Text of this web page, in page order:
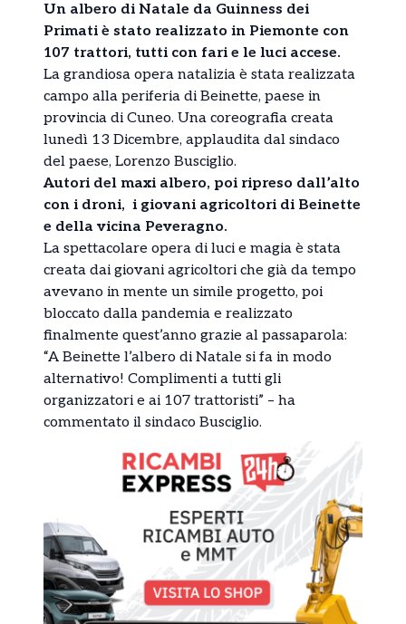
Un albero di Natale da Guinness dei
Primati è stato realizzato in Piemonte con
107 trattori, tutti con fari e le luci accese.
La grandiosa opera natalizia è stata realizzata
campo alla periferia di Beinette, paese in
provincia di Cuneo. Una coreografia creata
lunedì 13 Dicembre, applaudita dal sindaco
del paese, Lorenzo Busciglio.
Autori del maxi albero, poi ripreso dall’alto
con i droni, i giovani agricoltori di Beinette
e della vicina Peveragno.
La spettacolare opera di luci e magia è stata
creata dai giovani agricoltori che già da tempo
avevano in mente un simile progetto, poi
bloccato dalla pandemia e realizzato
finalmente quest’anno grazie al passaparola:
“A Beinette l’albero di Natale si fa in modo
alternativo! Complimenti a tutti gli
organizzatori e ai 107 trattoristi” – ha
commentato il sindaco Busciglio.